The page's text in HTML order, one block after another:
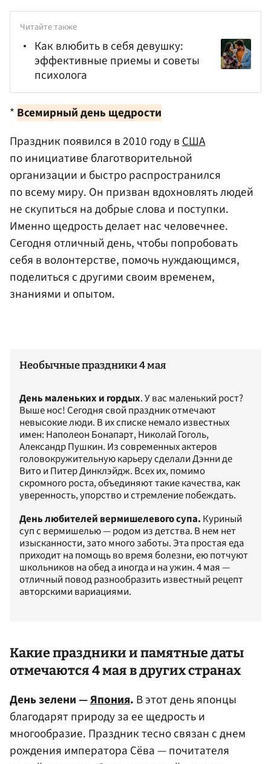
Читайте также
Как влюбить в себя девушку:
эффективные приемы и советы
психолога
* Всемирный день щедрости
Праздник появился в 2010 году вСША
по инициативе благотворительной
организации и быстро распространился
по всему миру. Он призван вдохновлять людей
не скупиться на добрые слова и поступки.
Именно щедрость делает нас человечнее.
Сегодня отличный день, чтобы попробовать
себя в волонтерстве, помочь нуждающимся,
поделиться с другими своим временем,
знаниями и опытом.
Необычные праздники 4 мая
День маленьких и гордых. У вас маленький рост?
Выше нос! Сегодня свой праздник отмечают
невысокие люди. В их списке немало известных
имен: Наполеон Бонапарт, Николай Гоголь,
Александр Пушкин. Из современных актеров
головокружительную карьеру сделали Дэнни де
Вито и Питер Динклэйдж. Всех их, помимо
скромного роста, объединяют такие качества, как
уверенность, упорство и стремление побеждать.
День любителей вермишелевого супа. Куриный
суп с вермишелью — родом из детства. В нем нет
изысканности, зато много заботы. Эта простая еда
приходит на помощь во время болезни, ею потчуют
школьников на обед а иногда и на ужин. 4 мая —
отличный повод разнообразить известный рецепт
авторскими вариациями.
Какие праздники и памятные даты
отмечаются 4 мая в других странах
День зелени —Япония. В этот день японцы
благодарят природу за ее щедрость и
многообразие. Праздник тесно связан с днем
рождения императора Сёва — почитателя